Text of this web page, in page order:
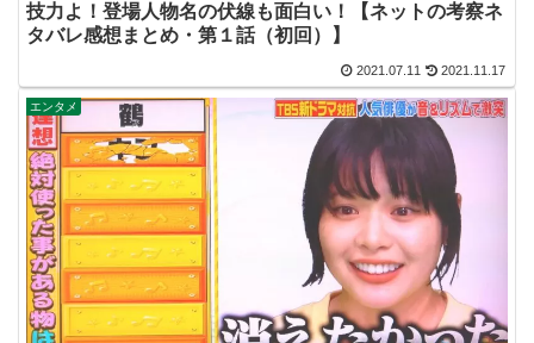
技力よ！登場人物名の伏線も面白い！【ネットの考察ネ
タバレ感想まとめ・第１話（初回）】
2021.07.11 2021.11.17
エンタメ